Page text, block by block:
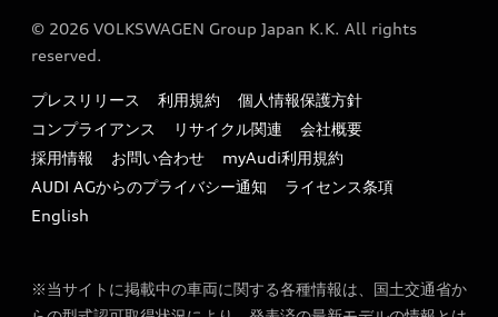
myAudi
メンテナンス
ファイナンス
キャンペーン / イベント
買取査定
特定整備適用車一覧
リサイクル法
よくある質問（FAQ）
© 2026 VOLKSWAGEN Group Japan K.K. All rights
reserved.
プレスリリース 利用規約
個人情報保護方針
コンプライアンス
リサイクル関連
会社概要
採用情報
お問い合わせ
myAudi利用規約
AUDI AGからのプライバシー通知
ライセンス条項
English
※当サイトに掲載中の車両に関する各種情報は、国土交通省か